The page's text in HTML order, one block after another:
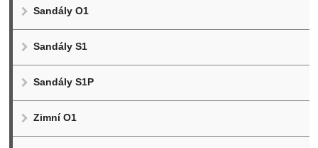
Sandály O1
Sandály S1
Sandály S1P
Zimní O1